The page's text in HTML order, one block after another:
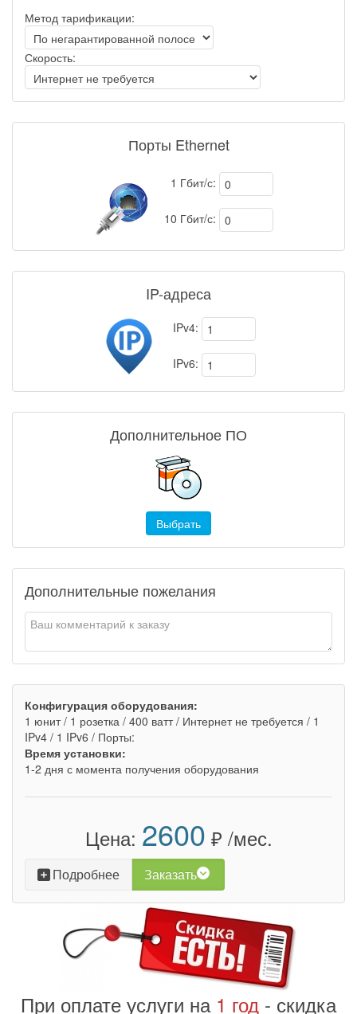
Метод тарификации:
Скорость:
Порты Ethernet
1 Гбит/с:
10 Гбит/с:
IP-адреса
IPv4:
IPv6:
Дополнительное ПО
Выбрать
Дополнительные пожелания
Конфигурация оборудования:
1 юнит / 1 розетка / 400 ватт / Интернет не требуется / 1
IPv4 / 1 IPv6 / Порты:
Время установки:
1-2 дня с момента получения оборудования
Цена: 2600 ₽ /мес.
Подробнее Заказать
При оплате услуги на 1 год - скидка